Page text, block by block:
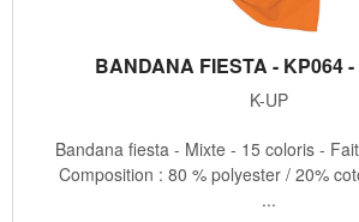
BANDANA FIESTA - KP064
K-UP
Bandana fiesta - Mixte - 15 coloris -
Composition : 80 % polyester / 20%
...